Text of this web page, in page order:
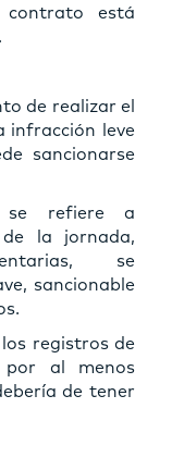
contrato está
.
de realizar el
infracción leve
sancionarse
se refiere a
la jornada,
se
sancionable
registros de
por al menos
de tener